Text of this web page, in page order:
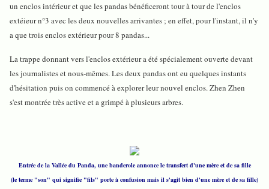
un enclos intérieur et que les pandas bénéficeront tour à tour de l'enclos
extéieur n°3 avec les deux nouvelles arrivantes ; en effet, pour l'instant, il n'y
a que trois enclos extérieur pour 8 pandas...
La trappe donnant vers l'enclos extérieur a été spécialement ouverte devant
les journalistes et nous-mêmes. Les deux pandas ont eu quelques instants
d'hésitation puis on commencé à explorer leur nouvel enclos. Zhen Zhen
s'est montrée très active et a grimpé à plusieurs arbres.
Entrée de la Vallée du Panda, une banderole annonce le transfert d'une mère et de sa fille
(le terme "son" qui signifie "fils" porte à confusion mais il s'agit bien d'une mère et de sa fille)